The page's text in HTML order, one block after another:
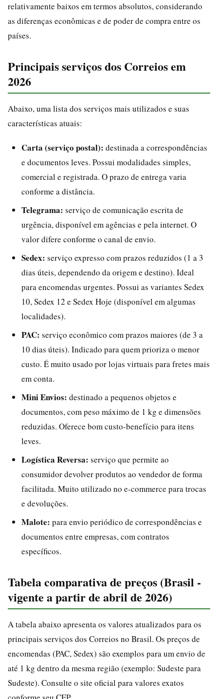
relativamente baixos em termos absolutos, considerando
as diferenças econômicas e de poder de compra entre os
países.
Principais serviços dos Correios em
2026
Abaixo, uma lista dos serviços mais utilizados e suas
características atuais:
Carta (serviço postal): destinada a correspondências
e documentos leves. Possui modalidades simples,
comercial e registrada. O prazo de entrega varia
conforme a distância.
Telegrama: serviço de comunicação escrita de
urgência, disponível em agências e pela internet. O
valor difere conforme o canal de envio.
Sedex: serviço expresso com prazos reduzidos (1 a 3
dias úteis, dependendo da origem e destino). Ideal
para encomendas urgentes. Possui as variantes Sedex
10, Sedex 12 e Sedex Hoje (disponível em algumas
localidades).
PAC: serviço econômico com prazos maiores (de 3 a
10 dias úteis). Indicado para quem prioriza o menor
custo. É muito usado por lojas virtuais para fretes mais
em conta.
Mini Envios: destinado a pequenos objetos e
documentos, com peso máximo de 1 kg e dimensões
reduzidas. Oferece bom custo-benefício para itens
leves.
Logística Reversa: serviço que permite ao
consumidor devolver produtos ao vendedor de forma
facilitada. Muito utilizado no e-commerce para trocas
e devoluções.
Malote: para envio periódico de correspondências e
documentos entre empresas, com contratos
específicos.
Tabela comparativa de preços (Brasil -
vigente a partir de abril de 2026)
A tabela abaixo apresenta os valores atualizados para os
principais serviços dos Correios no Brasil. Os preços de
encomendas (PAC, Sedex) são exemplos para um envio de
até 1 kg dentro da mesma região (exemplo: Sudeste para
Sudeste). Consulte o site oficial para valores exatos